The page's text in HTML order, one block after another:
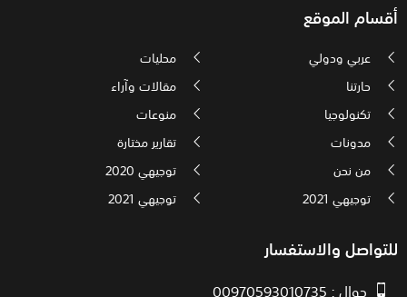
أقسام الموقع
عربي ودولي
محليات
حارتنا
مقالات وآراء
تكنولوجيا
منوعات
مدونات
تقارير مختارة
من نحن
توجيهي 2020
توجيهي 2021
توجيهي 2021
للتواصل والاستفسار
جوال : 00970593010735